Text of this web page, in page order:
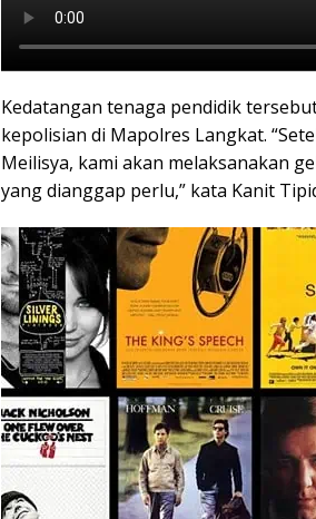
Kedatangan tenaga pendidik
kepolisian di Mapolres Langkat.
Meilisya, kami akan melaksanakan
yang dianggap perlu,” kata Kanit